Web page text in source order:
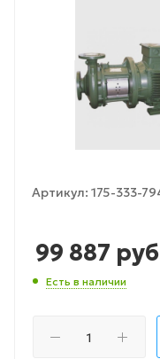
Артикул: 175-333-
99 887
Есть в наличии